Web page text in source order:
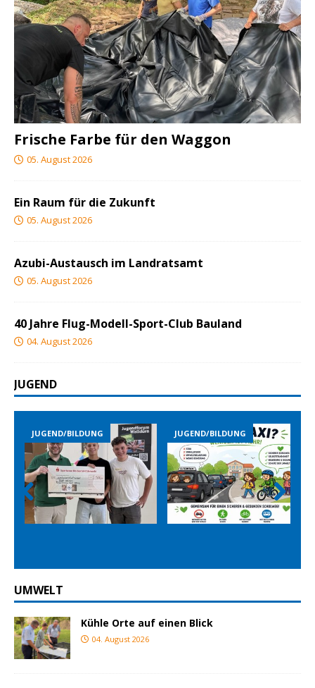
Frische Farbe für den Waggon
05. August 2026
Ein Raum für die Zukunft
05. August 2026
Azubi-Austausch im Landratsamt
05. August 2026
40 Jahre Flug-Modell-Sport-Club Bauland
04. August 2026
JUGEND
JUGEND/BILDUNG JUGEND/BILDUNG
Prev
ious
Nex
t
UMWELT
Kühle Orte auf einen Blick
04. August 2026